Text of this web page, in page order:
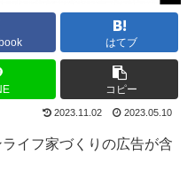
はてブ
コピー
2023.11.02 2023.05.10
イフ家づくりの広告が含